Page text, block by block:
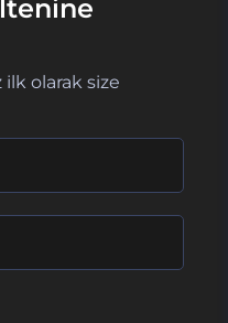
olarak size